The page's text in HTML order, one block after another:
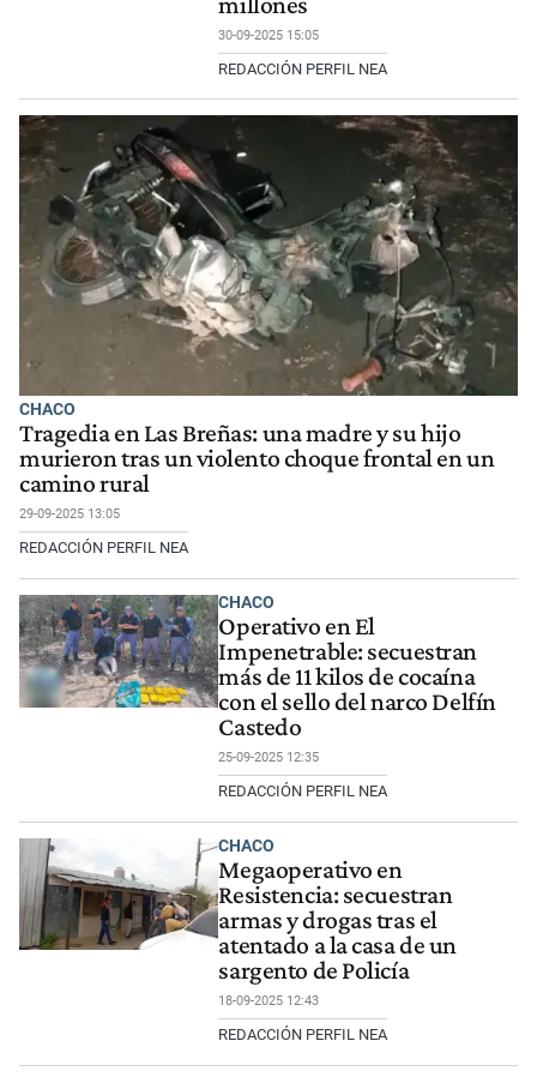
30-09-2025 15:05
REDACCIÓN PERFIL NEA
CHACO
Tragedia en Las Breñas: una madre y su hijo
murieron tras un violento choque frontal en un
camino rural
29-09-2025 13:05
REDACCIÓN PERFIL NEA
CHACO
Operativo en El
Impenetrable: secuestran
más de 11 kilos de cocaína
con el sello del narco Delfín
Castedo
25-09-2025 12:35
REDACCIÓN PERFIL NEA
CHACO
Megaoperativo en
Resistencia: secuestran
armas y drogas tras el
atentado a la casa de un
sargento de Policía
18-09-2025 12:43
REDACCIÓN PERFIL NEA